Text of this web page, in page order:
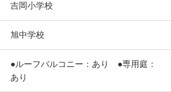
吉岡小学校
旭中学校
●ルーフバルコニー：あり ●専用庭：
あり